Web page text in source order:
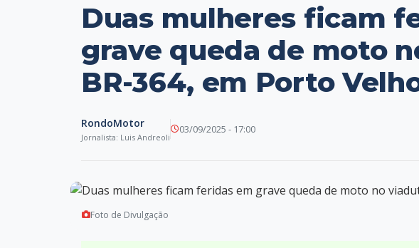
Duas mulheres ficam
grave queda de moto
BR-364, em Porto
RondoMotor
Jornalista: Luis Andreoli
03/09/2025 - 17:00
Foto de Divulgação